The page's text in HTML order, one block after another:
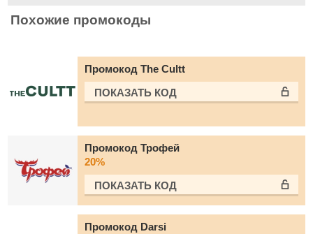
Похожие промокоды
Промокод The Cultt
ПОКАЗАТЬ КОД
Промокод Трофей
20%
ПОКАЗАТЬ КОД
Промокод Darsi